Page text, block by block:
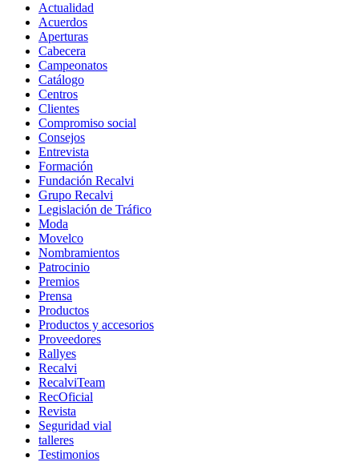
Actualidad
Acuerdos
Aperturas
Cabecera
Campeonatos
Catálogo
Centros
Clientes
Compromiso social
Consejos
Entrevista
Formación
Fundación Recalvi
Grupo Recalvi
Legislación de Tráfico
Moda
Movelco
Nombramientos
Patrocinio
Premios
Prensa
Productos
Productos y accesorios
Proveedores
Rallyes
Recalvi
RecalviTeam
RecOficial
Revista
Seguridad vial
talleres
Testimonios